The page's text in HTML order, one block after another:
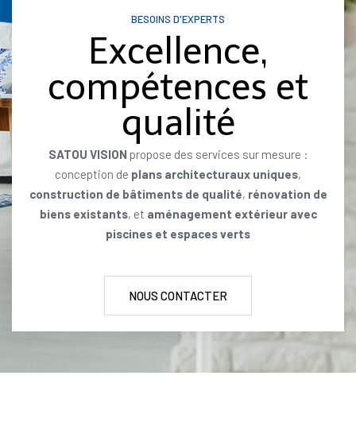
BESOINS D'EXPERTS
Excellence,
compétences et
qualité
SATOU VISION propose des services sur mesure :
conception de plans architecturaux uniques,
construction de bâtiments de qualité, rénovation de
biens existants, et aménagement extérieur avec
piscines et espaces verts
NOUS CONTACTER